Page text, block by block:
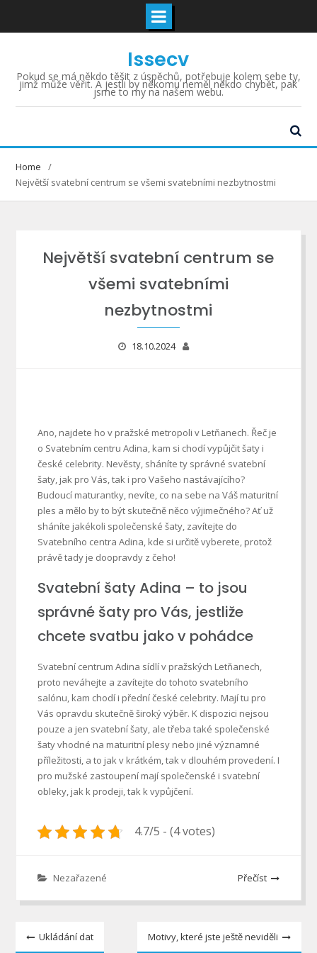
content
Issecv
Pokud se má někdo těšit z úspěchů, potřebuje kolem sebe ty,
jimž může věřit. A jestli by někomu neměl někdo chybět, pak
jsme to my na našem webu.
Home
Největší svatební centrum se všemi svatebními nezbytnostmi
Největší svatební centrum se
všemi svatebními
nezbytnostmi
18.10.2024
Ano, najdete ho v pražské metropoli v Letňanech. Řeč je
o Svatebním centru Adina, kam si chodí vypůjčit šaty i
české celebrity. Nevěsty, sháníte ty správné svatební
šaty, jak pro Vás, tak i pro Vašeho nastávajícího?
Budoucí maturantky, nevíte, co na sebe na Váš maturitní
ples a mělo by to být skutečně něco výjimečného? Ať už
sháníte jakékoli společenské šaty, zavítejte do
Svatebního centra Adina, kde si určitě vyberete, protož
právě tady je doopravdy z čeho!
Svatební šaty Adina – to jsou
správné šaty pro Vás, jestliže
chcete svatbu jako v pohádce
Svatební centrum Adina sídlí v pražských Letňanech,
proto neváhejte a zavítejte do tohoto svatebního
salónu, kam chodí i přední české celebrity. Mají tu pro
Vás opravdu skutečně široký výběr. K dispozici nejsou
pouze a jen svatební šaty, ale třeba také společenské
šaty vhodné na maturitní plesy nebo jiné významné
příležitosti, a to jak v krátkém, tak v dlouhém provedení. I
pro mužské zastoupení mají společenské i svatební
obleky, jak k prodeji, tak k vypůjčení.
4.7/5 - (4 votes)
Nezařazené Přečíst
Navigace
Ukládání dat Motivy, které jste ještě neviděli